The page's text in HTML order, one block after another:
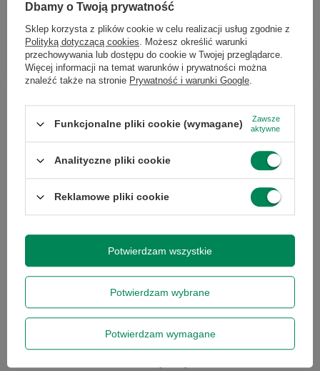
info@greencomputers.pl
Zapytaj o ten produkt
Specyfikacja
Seria Optiplex
Gwarancja
Gwarancja na 12
miesięcy
Dbamy o Twoją prywatność
Sklep korzysta z plików cookie w celu realizacji usług zgodnie z
Polityką dotyczącą cookies. Możesz określić warunki
przechowywania lub dostępu do cookie w Twojej przeglądarce.
Więcej informacji na temat warunków i prywatności można
znaleźć także na stronie Prywatność i warunki Google.
Funkcjonalne pliki cookie (wymagane)
Zawsze
aktywne
Analityczne pliki cookie
Reklamowe pliki cookie
Potwierdzam wybrane
Potwierdzam wymagane
Potwierdzam wszystkie